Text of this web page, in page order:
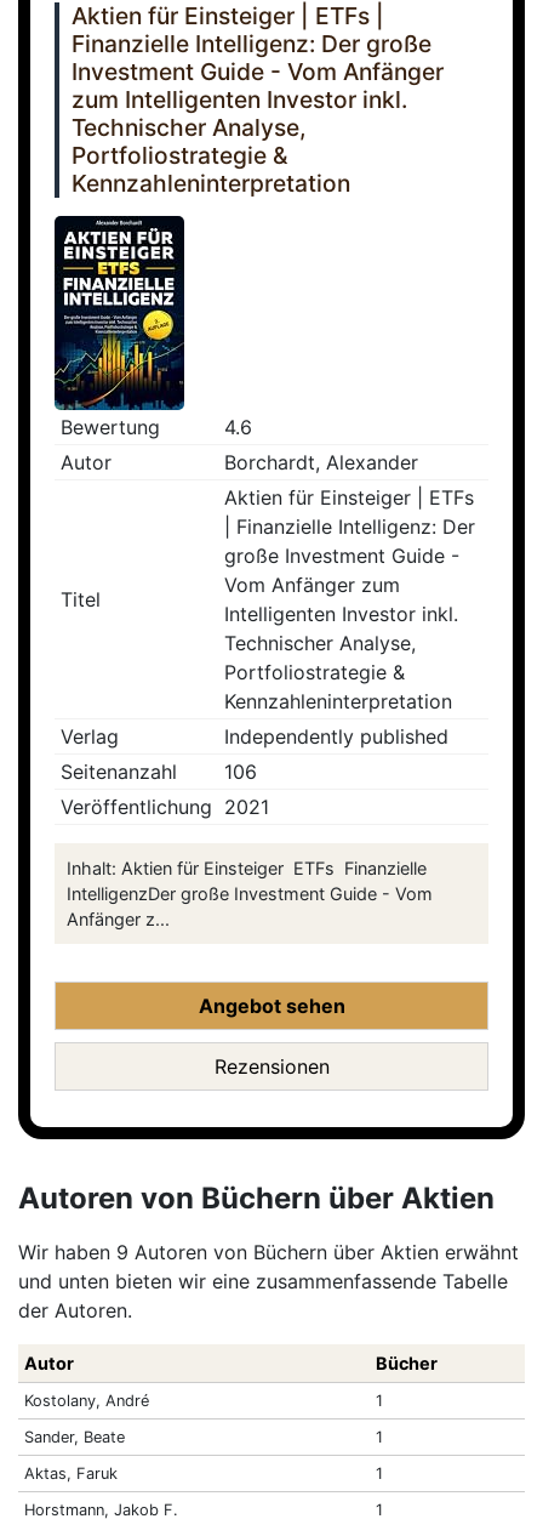
Aktien für Einsteiger | ETFs |
Finanzielle Intelligenz: Der große
Investment Guide - Vom Anfänger
zum Intelligenten Investor inkl.
Technischer Analyse,
Portfoliostrategie &
Kennzahleninterpretation
Bewertung
4.6
Autor
Borchardt, Alexander
Titel
Aktien für Einsteiger | ETFs
| Finanzielle Intelligenz: Der
große Investment Guide -
Vom Anfänger zum
Intelligenten Investor inkl.
Technischer Analyse,
Portfoliostrategie &
Kennzahleninterpretation
Verlag
Independently published
Seitenanzahl
106
Veröffentlichung 2021
Inhalt: Aktien für Einsteiger ETFs Finanzielle
IntelligenzDer große Investment Guide - Vom
Anfänger z...
Angebot sehen
Rezensionen
Autoren von Büchern über Aktien
Wir haben 9 Autoren von Büchern über Aktien erwähnt
und unten bieten wir eine zusammenfassende Tabelle
der Autoren.
Autor Bücher
Kostolany, André
1
Sander, Beate
1
Aktas, Faruk
1
Horstmann, Jakob F.
1